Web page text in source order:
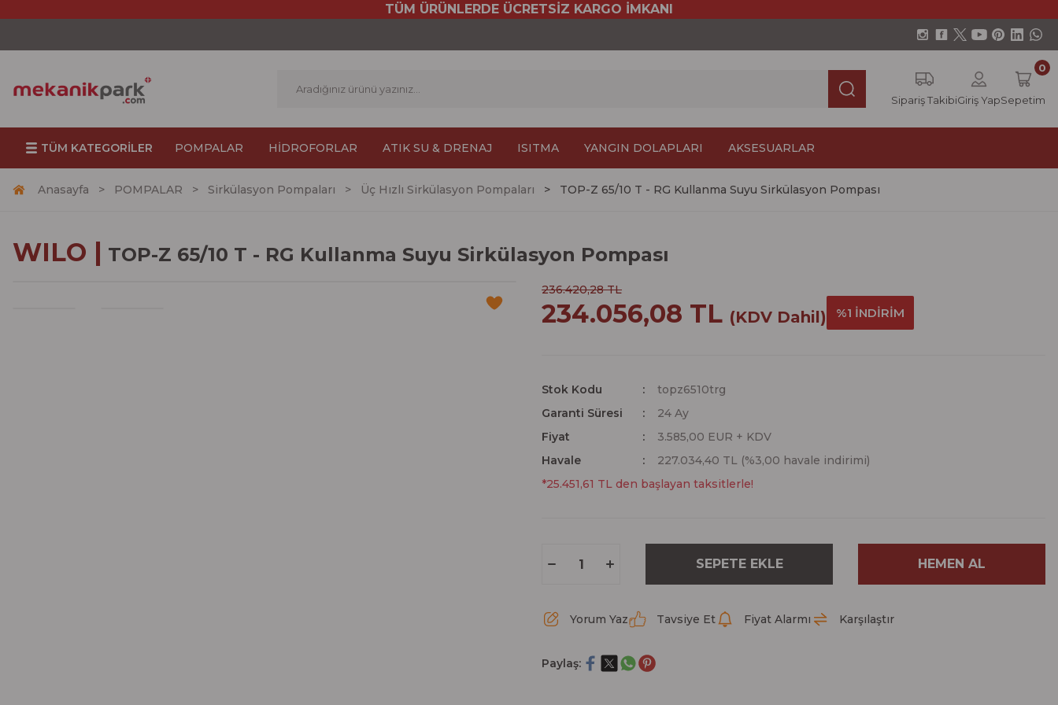
TÜM ÜRÜNLERDE ÜCRETSİZ KARGO İMKANI
Sipariş TakibiGiriş YapSepetim
0
TÜM KATEGORİLER POMPALAR HİDROFORLAR ATIK SU & DRENAJ ISITMA YANGIN DOLAPLARI AKSESUARLAR
Anasayfa POMPALAR Sirkülasyon Pompaları Üç Hızlı Sirkülasyon Pompaları TOP-Z 65/10 T - RG Kullanma Suyu Sirkülasyon Pompası
WILO | TOP-Z 65/10 T - RG Kullanma Suyu Sirkülasyon Pompası
236.420,28 TL
234.056,08 TL (KDV Dahil) %1 İNDİRİM
Stok Kodu
topz6510trg
Garanti Süresi
24 Ay
Fiyat
3.585,00 EUR + KDV
Havale
227.034,40 TL (%3,00 havale indirimi)
*25.451,61 TL den başlayan taksitlerle!
SEPETE EKLE HEMEN AL
Yorum Yaz Tavsiye Et Fiyat Alarmı Karşılaştır
Paylaş: